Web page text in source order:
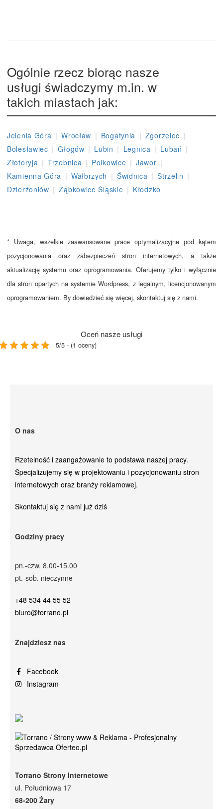
Ogólnie rzecz biorąc nasze
usługi świadczymy m.in. w
takich miastach jak:
Jelenia Góra | Wrocław | Bogatynia | Zgorzelec |
Bolesławiec | Głogów | Lubin | Legnica | Lubań |
Złotoryja | Trzebnica | Polkowice | Jawor |
Kamienna Góra | Wałbrzych | Świdnica | Strzelin |
Dzierżoniów | Ząbkowice Śląskie | Kłodzko
* Uwaga, wszelkie zaawansowane prace optymalizacyjne pod kątem
pozycjonowania oraz zabezpieczeń stron internetowych, a także
aktualizację systemu oraz oprogramowania. Oferujemy tylko i wyłącznie
dla stron opartych na systemie Wordpress, z legalnym, licencjonowanym
oprogramowaniem. By dowiedzieć się więcej, skontaktuj się z nami.
Oceń nasze usługi
5/5 - (1 oceny)
O nas
Rzetelność i zaangażowanie to podstawa naszej pracy.
Specjalizujemy się w projektowaniu i pozycjonowaniu stron
internetowych oraz branży reklamowej.
Skontaktuj się z nami już dziś
Godziny pracy
pn.-czw. 8.00-15.00
pt.-sob. nieczynne
+48 534 44 55 52
biuro@torrano.pl
Znajdziesz nas
Facebook
Instagram
Torrano Strony Internetowe
ul. Południowa 17
68-200 Żary